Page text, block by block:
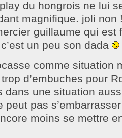
du hongrois ne lui
magnifique. joli non
guillaume qui est
un peu son dada
comme situation
d’embuches pour
dans une situation
peut pas
moins se mettre